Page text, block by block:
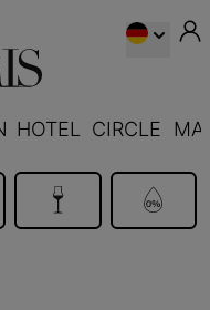
HOTEL CIRCLE